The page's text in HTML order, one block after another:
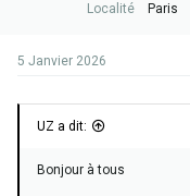
Localité
Paris
5 Janvier 2026
UZ a dit:
Bonjour à tous